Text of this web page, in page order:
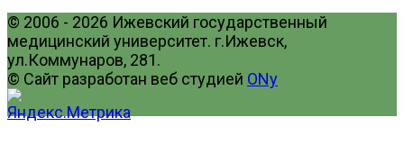
© 2006 - 2026 Ижевский государственный
медицинский университет. г.Ижевск,
ул.Коммунаров, 281.
© Сайт разработан веб студией ONy